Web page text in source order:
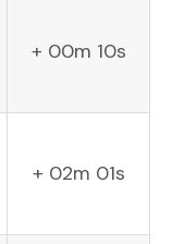
+ 00m 10s
+ 02m 01s